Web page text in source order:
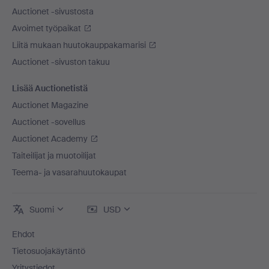
Auctionet -sivustosta
Avoimet työpaikat
Liitä mukaan huutokauppakamarisi
Auctionet -sivuston takuu
Lisää Auctionetistä
Auctionet Magazine
Auctionet -sovellus
Auctionet Academy
Taiteilijat ja muotoilijat
Teema- ja vasarahuutokaupat
Suomi USD
Ehdot
Tietosuojakäytäntö